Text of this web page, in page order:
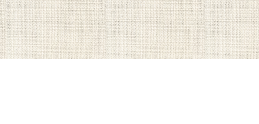
davon gesättigte Fettsäuren
Kohlenhydrate